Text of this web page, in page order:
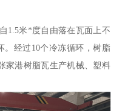
1.5米*度自由落在瓦面上不
。经过10个冷冻循环，树脂
家港树脂瓦生产机械、塑料